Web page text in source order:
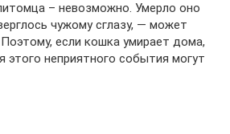
– невозможно. Умерло оно
чужому сглазу, — может
если кошка умирает дома,
этого неприятного события могут